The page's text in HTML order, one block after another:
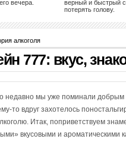
вечера.
верный и быстрый
потерять голову.
алкоголя
777: вкус,
недавно мы уже поминали добрым
то вдруг захотелось
Итак, поприветствуем
вкусовыми и ароматическими